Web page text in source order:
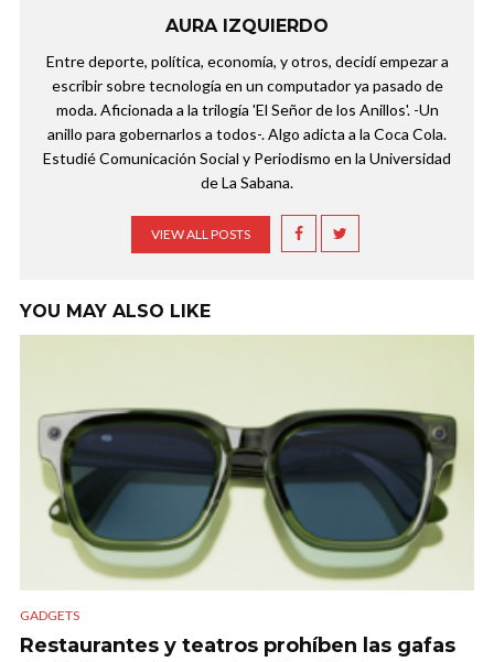
AURA IZQUIERDO
Entre deporte, política, economía, y otros, decidí empezar a
escribir sobre tecnología en un computador ya pasado de
moda. Aficionada a la trilogía 'El Señor de los Anillos'. -Un
anillo para gobernarlos a todos-. Algo adicta a la Coca Cola.
Estudié Comunicación Social y Periodismo en la Universidad
de La Sabana.
VIEW ALL POSTS
YOU MAY ALSO LIKE
GADGETS
Restaurantes y teatros prohíben las gafas